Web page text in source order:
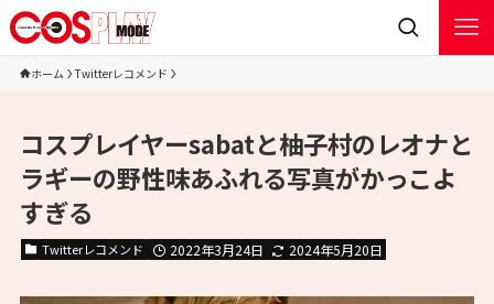
ホーム Twitterレコメンド
コスプレイヤーsabatと柚子村のレオナと
ラギーの野性味あふれる写真がかっこよ
すぎる
Twitterレコメンド 2022年3月24日 2024年5月20日